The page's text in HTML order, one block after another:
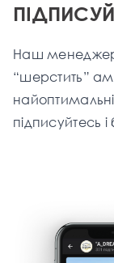
Наш менеджер
“шерстить”
підписуйтесь і